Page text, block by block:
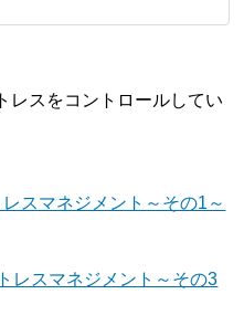
レスをコントロールしてい
スマネジメント～その1～
レスマネジメント～その3